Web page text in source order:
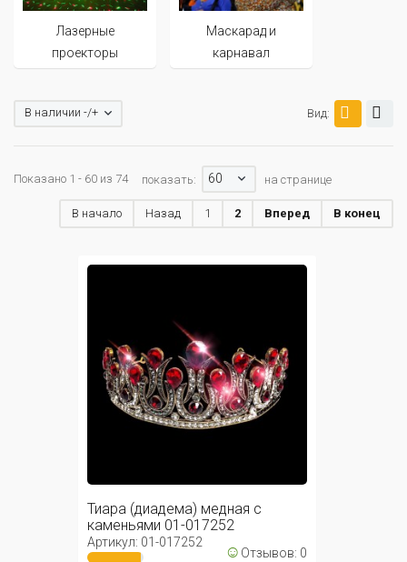
Лазерные
проекторы
Маскарад и
карнавал
Вид:
В наличии -/+
Показано 1 - 60 из 74 показать: 60 на странице
В начало Назад 1 2 Вперед В конец
Тиара (диадема) медная с
каменьями 01-017252
Артикул: 01-017252 ☺ Отзывов: 0